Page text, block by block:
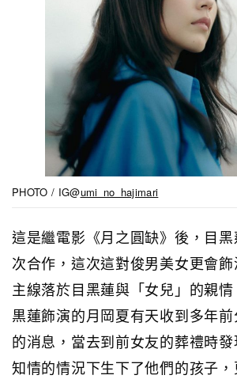
PHOTO / IG@umi_no_hajimari
這是繼電影《月之圓缺》後，目
次合作，這次這對俊男美女更會
主線落於目黑蓮與「女兒」的親
黒蓮飾演的月岡夏有天收到多年
的消息，當去到前女友的葬禮時
知情的情況下生下了他們的孩子